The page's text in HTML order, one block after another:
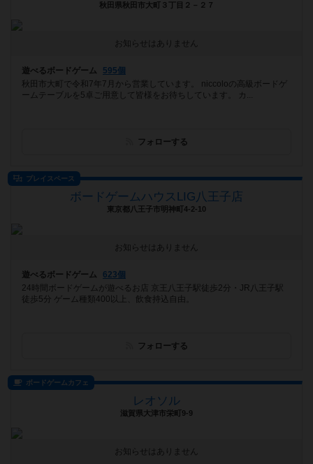
秋田県秋田市大町３丁目２－２７
お知らせはありません
遊べるボードゲーム
595個
秋田市大町で令和7年7月から営業しています。 niccoloの高級ボードゲ
ームテーブルを5卓ご用意して皆様をお待ちしています。 カ...
フォローする
プレイスペース
ボードゲームハウスLIG八王子店
東京都八王子市明神町4-2-10
お知らせはありません
遊べるボードゲーム
623個
24時間ボードゲームが遊べるお店 京王八王子駅徒歩2分・JR八王子駅
徒歩5分 ゲーム種類400以上、飲食持込自由。
フォローする
ボードゲームカフェ
レオソル
滋賀県大津市栄町9-9
お知らせはありません